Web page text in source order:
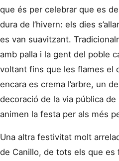
que és per celebrar que es
dura de l’hivern: els dies
es van suavitzant.
amb palla i la gent del poble
voltant fins que les flames el
encara es crema l’arbre, un
decoració de la via pública
animen la festa per als més
Una altra festivitat molt
de Canillo, de tots els que es